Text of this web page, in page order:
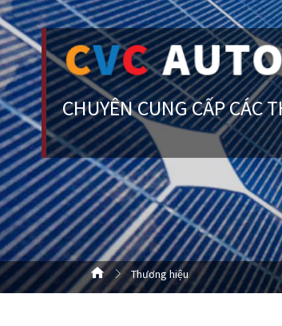
CHUYÊN CUNG CẤP CÁC
Thương hiệu